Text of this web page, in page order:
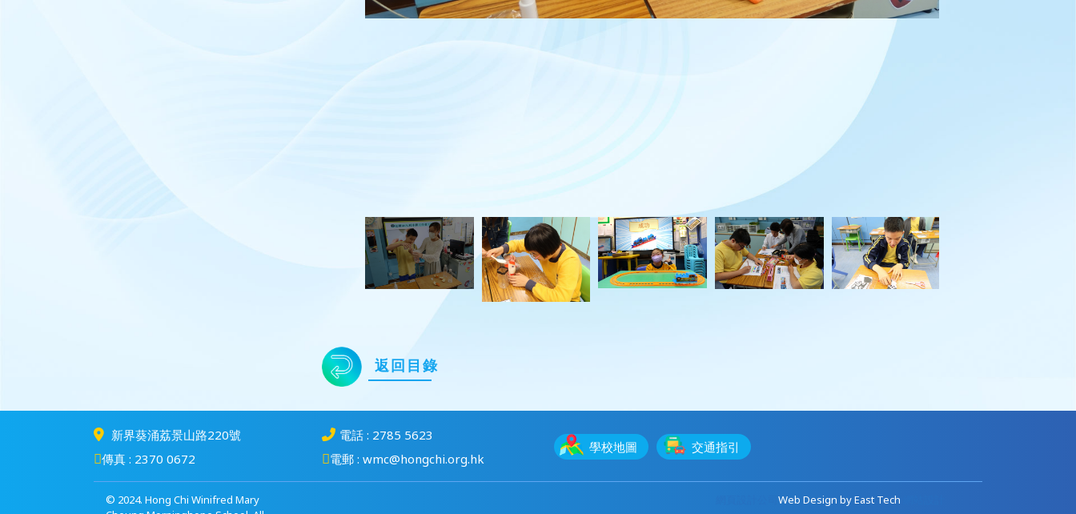
返回目錄
新界葵涌荔景山路220號
傳真 : 2370 0672
電話 : 2785 5623
電郵 : wmc@hongchi.org.hk
學校地圖 交通指引
© 2024. Hong Chi Winifred Mary
Web Design byEast Tech